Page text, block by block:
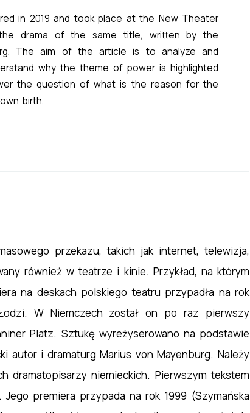
in 2019 and took place at the New Theater
drama of the same title, written by the
The aim of the article is to analyze and
why the theme of power is highlighted
the question of what is the reason for the
birth.
przekazu, takich jak internet, telewizja,
również w teatrze i kinie. Przykład, na którym
na deskach polskiego teatru przypadła na rok
W Niemczech został on po raz pierwszy
Platz. Sztukę wyreżyserowano na podstawie
autor i dramaturg Marius von Mayenburg. Należy
niemieckich. Pierwszym tekstem
Jego premiera przypada na rok 1999 (Szymańska